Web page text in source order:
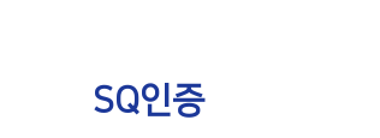
SQ인증